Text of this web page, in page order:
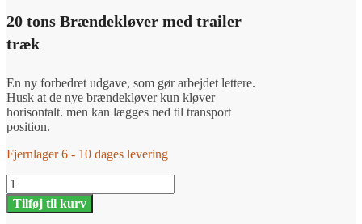
20 tons Brændekløver med trailer
træk
En ny forbedret udgave, som gør arbejdet lettere.
Husk at de nye brændekløver kun kløver
horisontalt. men kan lægges ned til transport
position.
Fjernlager 6 - 10 dages levering
Brændekløver
GTM
GTL
Tilføj til kurv